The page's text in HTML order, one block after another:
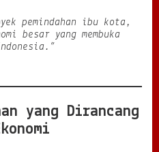
pemindahan ibu kota,
besar yang membuka
yang Dirancang